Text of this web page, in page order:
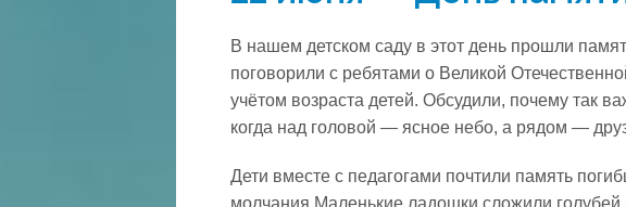
В нашем детском саду в этот день прошли
поговорили с ребятами о Великой
учётом возраста детей. Обсудили, почему так
когда над головой — ясное небо, а рядом —
Дети вместе с педагогами почтили память
молчания.Маленькие ладошки сложили